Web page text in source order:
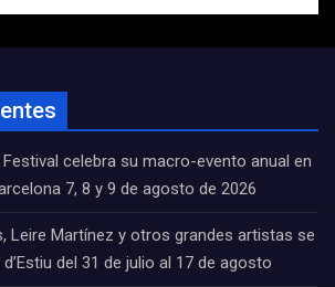
celebra su macro-evento anual en
7, 8 y 9 de agosto de 2026
Leire Martínez y otros grandes artistas se
del 31 de julio al 17 de agosto